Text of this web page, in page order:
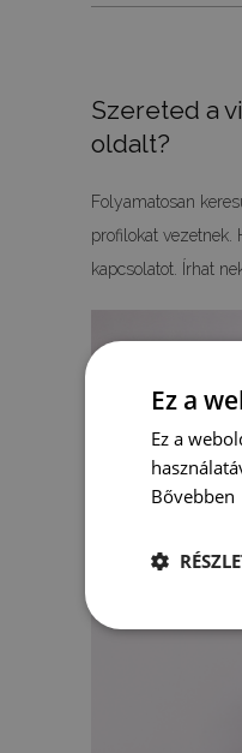
Szereted a
oldalt?
Folyamatosan
profilokat vezetnek.
kapcsolatot. Írhat
Ez a
Ez a
Bővebben